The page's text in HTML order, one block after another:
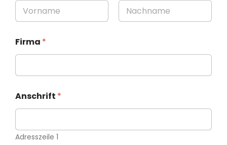
Vorname Nachname
Firma *
Anschrift *
Adresszeile 1